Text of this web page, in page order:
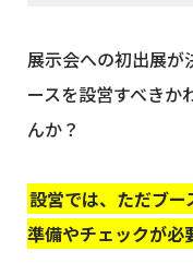
展示会への初出展が
ースを設営すべきか
んか？
設営では、ただブ
準備やチェックが必